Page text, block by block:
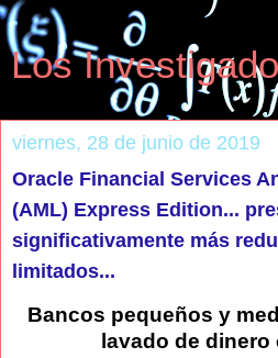
Los
viernes, 28 de junio de 2019
Oracle Financial Services
(AML) Express Edition...
significativamente más
limitados...
Bancos pequeños y
lavado de dinero